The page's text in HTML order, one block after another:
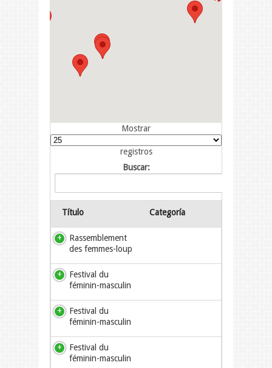
Mostrar
registros
Buscar:
Título Categoría
Rassemblement
des femmes-loup
Festival du
féminin-masculin
Festival du
féminin-masculin
Festival du
féminin-masculin